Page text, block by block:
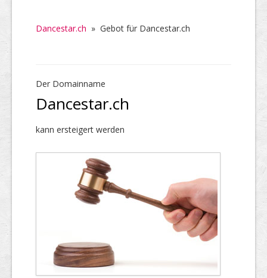
Dancestar.ch » Gebot für Dancestar.ch
Der Domainname
Dancestar.ch
kann ersteigert werden